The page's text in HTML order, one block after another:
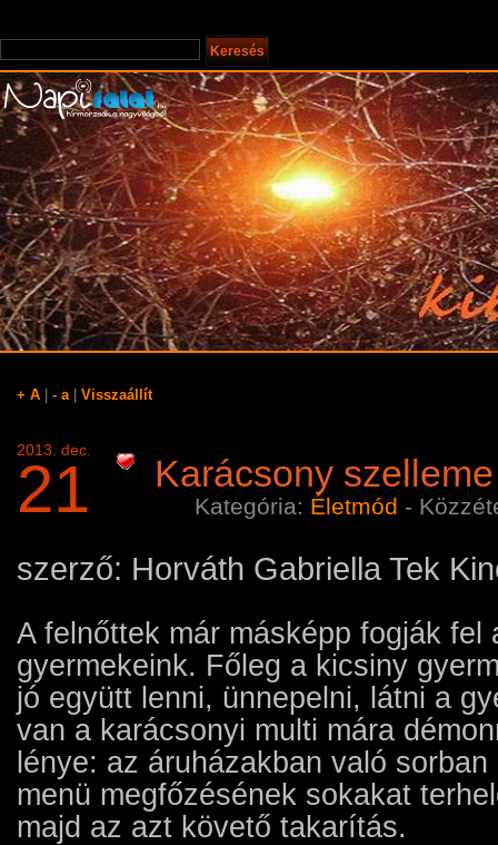
+ A - a| Visszaállít
2013. dec.
21 Karácsony szelleme
Kategória: Életmód -
szerző: Horváth Gabriella Tek
A felnőttek már másképp fogják fel
gyermekeink. Főleg a kicsiny
jó együtt lenni, ünnepelni, látni a
van a karácsonyi multi mára
lénye: az áruházakban való
menü megfőzésének sokakat
majd az azt követő takarítás.